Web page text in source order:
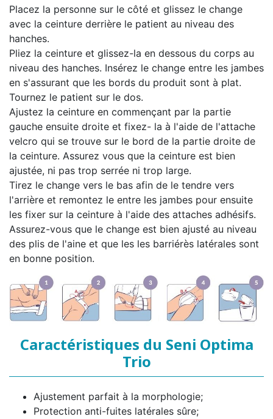
Placez la personne sur le côté et glissez le change
avec la ceinture derrière le patient au niveau des
hanches.
Pliez la ceinture et glissez-la en dessous du corps au
niveau des hanches. Insérez le change entre les jambes
en s'assurant que les bords du produit sont à plat.
Tournez le patient sur le dos.
Ajustez la ceinture en commençant par la partie
gauche ensuite droite et fixez- la à l'aide de l'attache
velcro qui se trouve sur le bord de la partie droite de
la ceinture. Assurez vous que la ceinture est bien
ajustée, ni pas trop serrée ni trop large.
Tirez le change vers le bas afin de le tendre vers
l'arrière et remontez le entre les jambes pour ensuite
les fixer sur la ceinture à l'aide des attaches adhésifs.
Assurez-vous que le change est bien ajusté au niveau
des plis de l'aine et que les les barriérès latérales sont
en bonne position.
Caractéristiques du Seni Optima
Trio
Ajustement parfait à la morphologie;
Protection anti-fuites latérales sûre;